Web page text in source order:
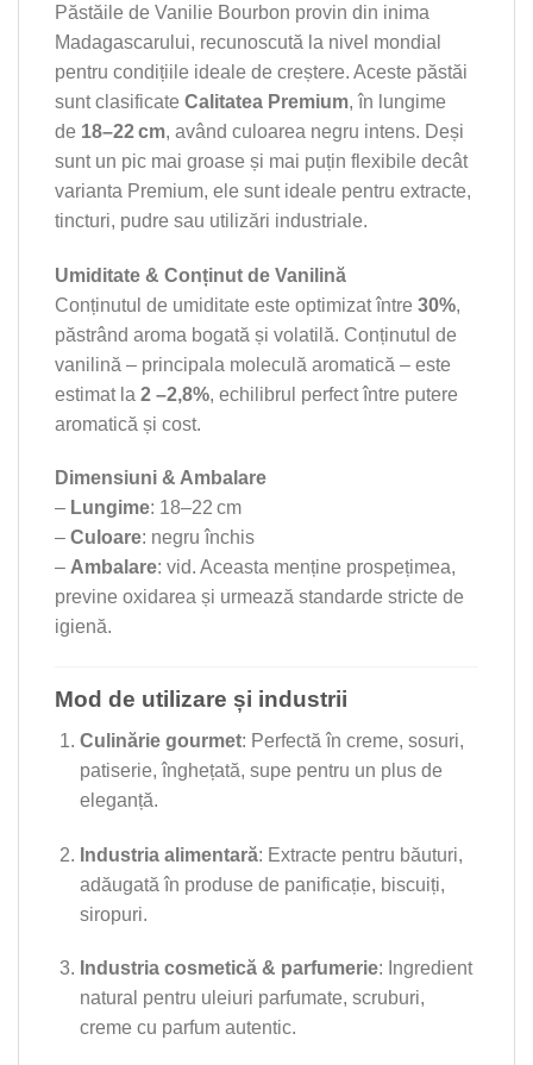
Păstăile de Vanilie Bourbon provin din inima
Madagascarului, recunoscută la nivel mondial
pentru condițiile ideale de creștere. Aceste păstăi
sunt clasificate Calitatea Premium, în lungime
de 18–22 cm, având culoarea negru intens. Deși
sunt un pic mai groase și mai puțin flexibile decât
varianta Premium, ele sunt ideale pentru extracte,
tincturi, pudre sau utilizări industriale.
Umiditate & Conținut de Vanilină
Conținutul de umiditate este optimizat între 30%,
păstrând aroma bogată și volatilă. Conținutul de
vanilină – principala moleculă aromatică – este
estimat la 2 –2,8%, echilibrul perfect între putere
aromatică și cost.
Dimensiuni & Ambalare
– Lungime: 18–22 cm
– Culoare: negru închis
– Ambalare: vid. Aceasta menține prospețimea,
previne oxidarea și urmează standarde stricte de
igienă.
Mod de utilizare și industrii
Culinărie gourmet: Perfectă în creme, sosuri,
patiserie, înghețată, supe pentru un plus de
eleganță.
Industria alimentară: Extracte pentru băuturi,
adăugată în produse de panificație, biscuiți,
siropuri.
Industria cosmetică & parfumerie: Ingredient
natural pentru uleiuri parfumate, scruburi,
creme cu parfum autentic.